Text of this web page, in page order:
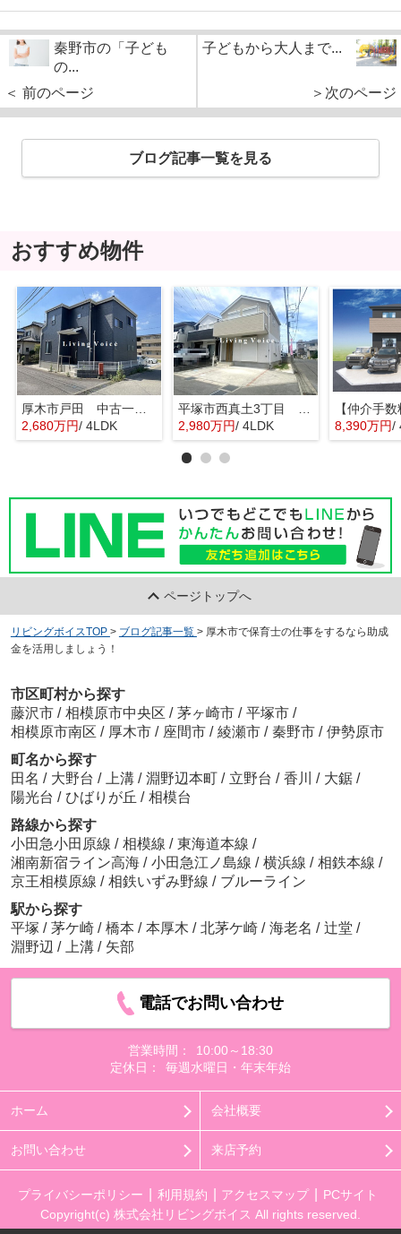
秦野市の「子ども
の...
＜ 前のページ
子どもから大人まで...
＞次のページ
ブログ記事一覧を見る
おすすめ物件
厚木市戸田 中古一戸建て
2,680万円/ 4LDK
2,980万円/ 4LDK 8,390万円/
ページトップへ
リビングボイスTOP > ブログ記事一覧 > 厚木市で保育士の仕事をするなら助成
金を活用しましょう！
市区町村から探す
藤沢市 / 相模原市中央区 / 茅ヶ崎市 / 平塚市 /
相模原市南区 / 厚木市 / 座間市 / 綾瀬市 / 秦野市 / 伊勢原市
町名から探す
田名 / 大野台 / 上溝 / 淵野辺本町 / 立野台 / 香川 / 大鋸 /
陽光台 / ひばりが丘 / 相模台
路線から探す
小田急小田原線 / 相模線 / 東海道本線 /
湘南新宿ライン高海 / 小田急江ノ島線 / 横浜線 / 相鉄本線 /
京王相模原線 / 相鉄いずみ野線 / ブルーライン
駅から探す
平塚 / 茅ケ崎 / 橋本 / 本厚木 / 北茅ケ崎 / 海老名 / 辻堂 /
淵野辺 / 上溝 / 矢部
電話でお問い合わせ
営業時間：
10:00～18:30
定休日：
毎週水曜日・年末年始
ホーム 会社概要
お問い合わせ 来店予約
プライバシーポリシー 利用規約 アクセスマップ
PCサイト
Copyright(c) 株式会社リビングボイス All rights reserved.